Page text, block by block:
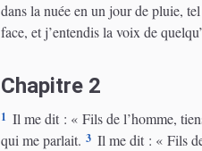
dans la nuée en un jour de pluie,
face, et j’entendis la voix de
Chapitre 2
1 Il me dit : « Fils de l’homme,
qui me parlait. 3 Il me dit : « Fils